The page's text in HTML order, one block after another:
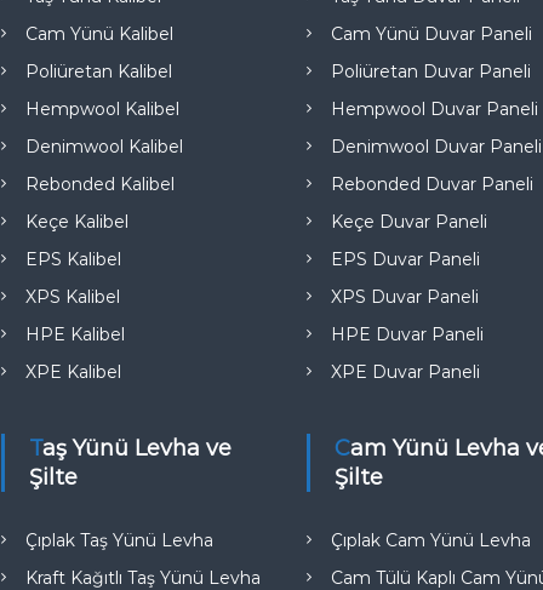
Cam Yünü Kalibel
Poliüretan Kalibel
Hempwool Kalibel
Denimwool Kalibel
Rebonded Kalibel
Keçe Kalibel
EPS Kalibel
XPS Kalibel
HPE Kalibel
XPE Kalibel
Taş Yünü Levha ve
Şilte
Çıplak Taş Yünü Levha
Kraft Kağıtlı Taş Yünü Levha
Cam Yünü Duvar Paneli
Poliüretan Duvar Paneli
Hempwool Duvar Paneli
Denimwool Duvar Paneli
Rebonded Duvar Paneli
Keçe Duvar Paneli
EPS Duvar Paneli
XPS Duvar Paneli
HPE Duvar Paneli
XPE Duvar Paneli
Cam Yünü Levha ve
Şilte
Çıplak Cam Yünü Levha
Cam Tülü Kaplı Cam